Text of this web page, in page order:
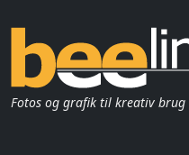
Fotos og grafik til kreativ brug